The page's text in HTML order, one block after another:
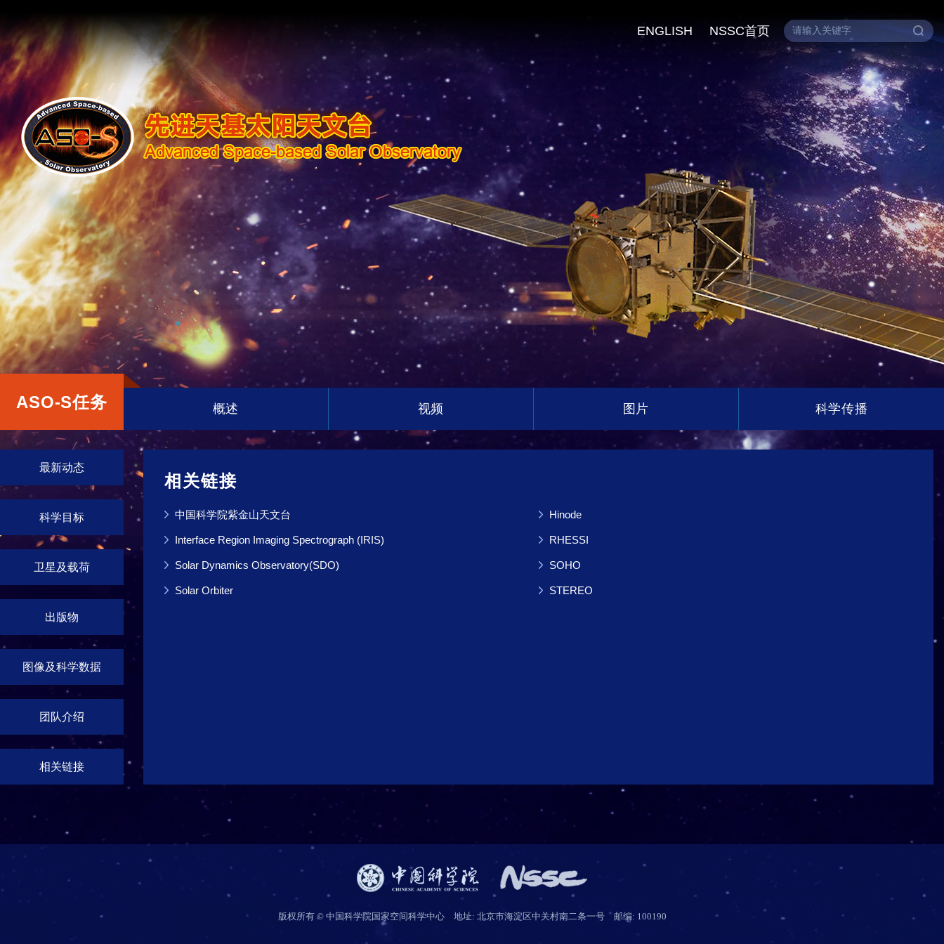
ENGLISH NSSC首页
ASO-S任务 概述 视频 图片 科学传播
最新动态
科学目标
卫星及载荷
出版物
图像及科学数据
团队介绍
相关链接
相关链接
中国科学院紫金山天文台 Hinode
Interface Region Imaging Spectrograph (IRIS) RHESSI
Solar Dynamics Observatory(SDO) SOHO
Solar Orbiter STEREO
版权所有 © 中国科学院国家空间科学中心 地址: 北京市海淀区中关村南二条一号 邮编: 100190